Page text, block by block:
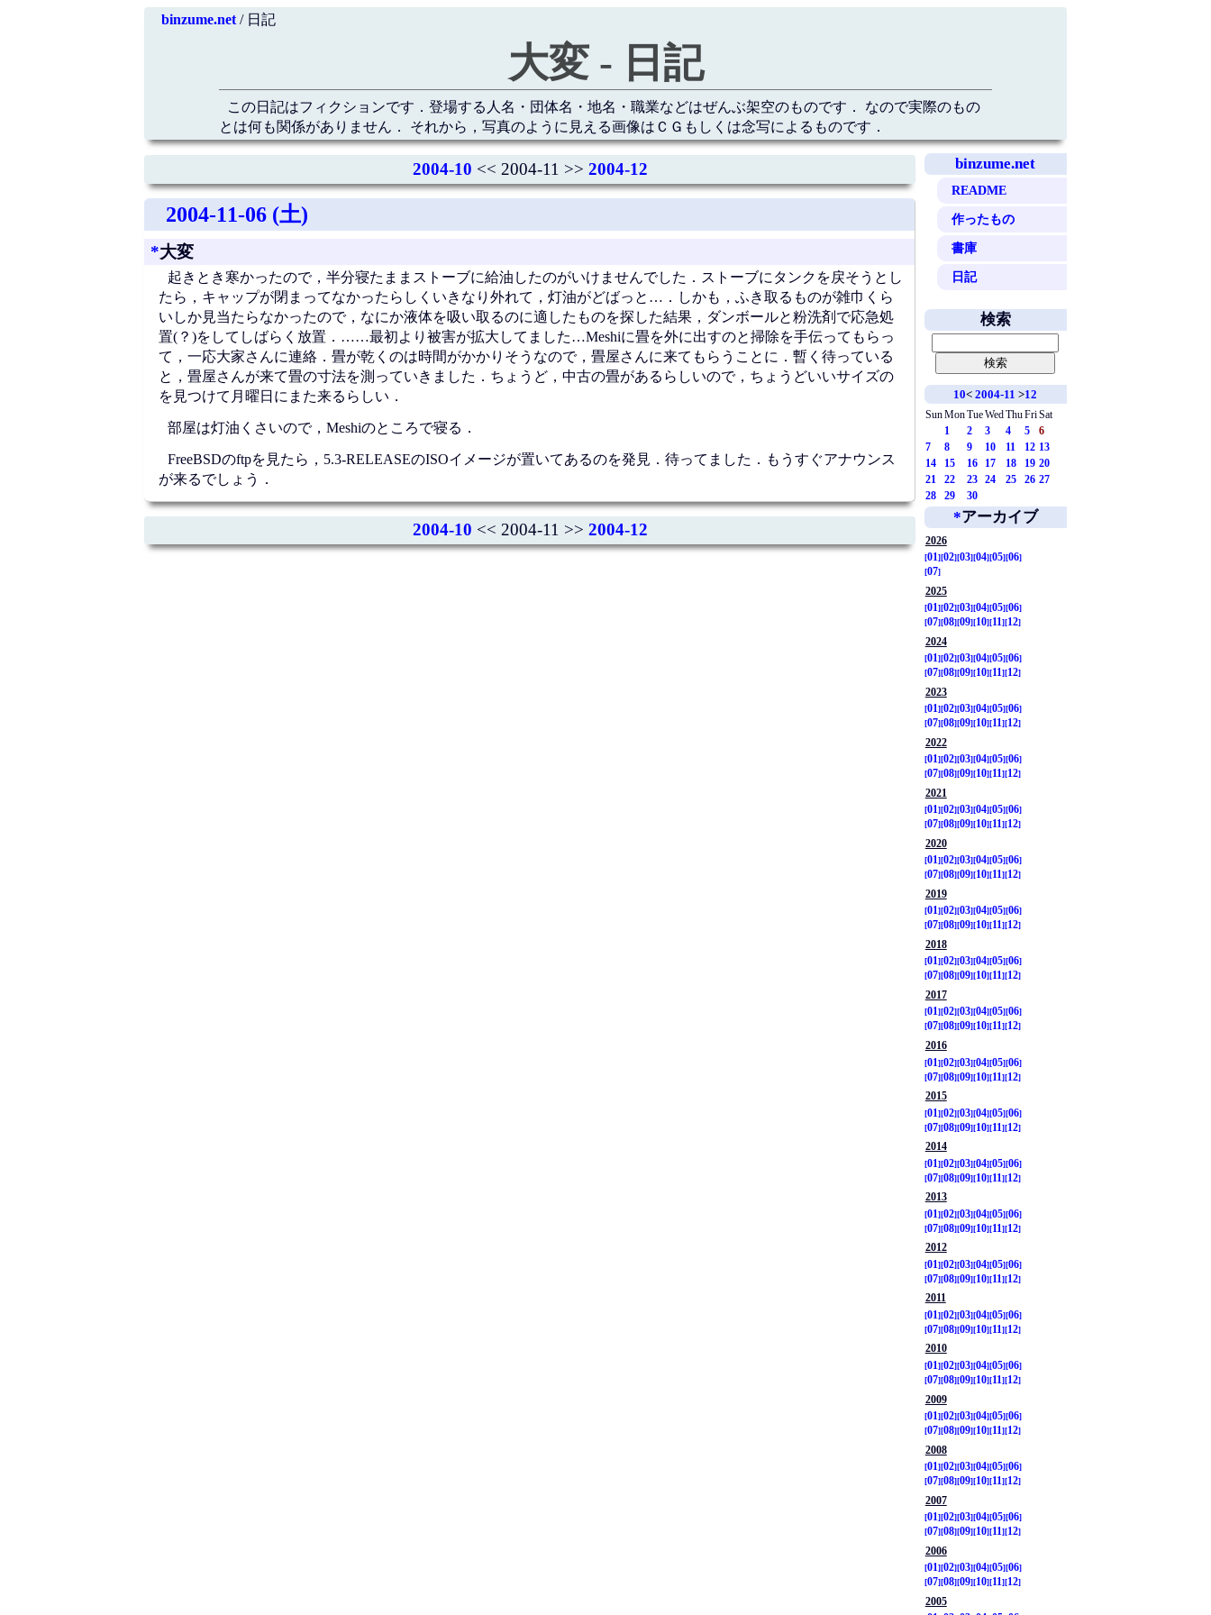
binzume.net/ 日記
大変 - 日記
この日記はフィクションです．登場する人名・団体名・地名・職業などはぜんぶ架空のものです． なので実際のもの
とは何も関係がありません． それから，写真のように見える画像はＣＧもしくは念写によるものです．
binzume.net
README
作ったもの
書庫
日記
2004-10 << 2004-11 >> 2004-12
2004-11-06 (土)
*大変
起きとき寒かったので，半分寝たままストーブに給油したのがいけませんでした．ストーブにタンクを戻そうとし
たら，キャップが閉まってなかったらしくいきなり外れて，灯油がどばっと…．しかも，ふき取るものが雑巾くら
いしか見当たらなかったので，なにか液体を吸い取るのに適したものを探した結果，ダンボールと粉洗剤で応急処
置(？)をしてしばらく放置．……最初より被害が拡大してました…Meshiに畳を外に出すのと掃除を手伝ってもらっ
て，一応大家さんに連絡．畳が乾くのは時間がかかりそうなので，畳屋さんに来てもらうことに．暫く待っている
と，畳屋さんが来て畳の寸法を測っていきました．ちょうど，中古の畳があるらしいので，ちょうどいいサイズの
を見つけて月曜日にまた来るらしい．
部屋は灯油くさいので，Meshiのところで寝る．
FreeBSDのftpを見たら，5.3-RELEASEのISOイメージが置いてあるのを発見．待ってました．もうすぐアナウンス
が来るでしょう．
2004-10 << 2004-11 >> 2004-12
検索
10<2004-11 >12
SunMonTueWed ThuFriSat
1
2 3 4 5
6
7
8 9 10 11 12 13
14
15 16 17 18 19 20
21
22 23 24 25 26 27
28
29 30
*アーカイブ
2026
01
02 03 04 05 06
07
2025
01
02 03 04 05 06
07 08 09 10 11
12
2024
01
02 03 04 05 06
07 08 09 10 11
12
2023
01
02 03 04 05 06
07 08 09 10 11
12
2022
01
02 03 04 05 06
07 08 09 10 11
12
2021
01
02 03 04 05 06
07 08 09 10 11
12
2020
01
02 03 04 05 06
07 08 09 10 11
12
2019
01
02 03 04 05 06
07 08 09 10 11
12
2018
01 02 03 04 05 06
07 08 09 10 11 12
2017
01 02 03 04 05 06
07 08 09 10 11 12
2016
01
02 03 04 05 06
07 08 09 10 11
12
2015
01
02 03 04 05 06
07 08 09 10 11
12
2014
01
02 03 04 05 06
07 08 09 10 11
12
2013
01
02 03 04 05 06
07 08 09 10 11
12
2012
01
02 03 04 05 06
07 08 09 10 11
12
2011
01
02 03 04 05 06
07 08 09 10 11
12
2010
01
02 03 04 05 06
07 08 09 10 11
12
2009
01
02 03 04 05 06
07 08 09 10 11
12
2008
01
02 03 04 05 06
07 08 09 10 11
12
2007
01
02 03 04 05 06
07 08 09 10 11
12
2006
01
02 03 04 05 06
07 08 09 10 11
12
2005